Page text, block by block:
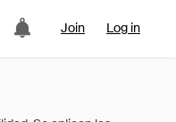
Join Log in